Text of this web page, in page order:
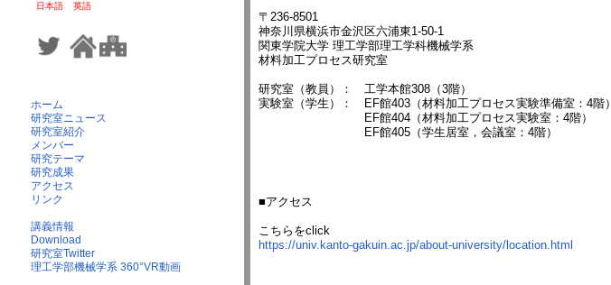
日本語 英語
ホーム
研究室ニュース
研究室紹介
メンバー
研究テーマ
研究成果
アクセス
リンク
講義情報
Download
研究室Twitter
理工学部機械学系 360°VR動画
〒236-8501
神奈川県横浜市金沢区六浦東1-50-1
関東学院大学 理工学部理工学科機械学系
材料加工プロセス研究室
研究室（教員）： 工学本館308（3階）
実験室（学生）： EF館403（材料加工プロセス実験準備室：4階）
EF館404（材料加工プロセス実験室：4階）
EF館405（学生居室，会議室：4階）
■アクセス
こちらをclick
https://univ.kanto-gakuin.ac.jp/about-university/location.html